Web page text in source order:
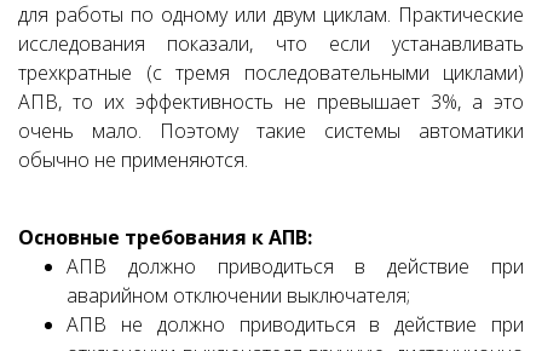
для работы по одному или двум циклам. Практические
исследования показали, что если устанавливать
трехкратные (с тремя последовательными циклами)
АПВ, то их эффективность не превышает 3%, а это
очень мало. Поэтому такие системы автоматики
обычно не применяются.
Основные требования к АПВ:
АПВ должно приводиться в действие при
аварийном отключении выключателя;
АПВ не должно приводиться в действие при